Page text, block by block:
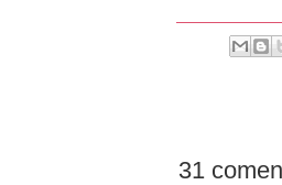
31